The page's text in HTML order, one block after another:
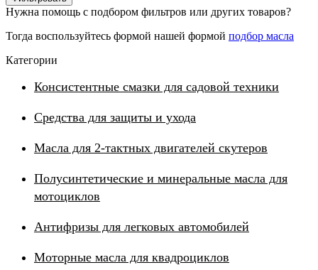
Нужна помощь с подбором фильтров или других товаров?
Тогда воспользуйтесь формой нашей формой подбор масла
Категории
Консистентные смазки для садовой техники
Средства для защиты и ухода
Масла для 2-тактных двигателей скутеров
Полусинтетические и минеральные масла для
мотоциклов
Антифризы для легковых автомобилей
Моторные масла для квадроциклов